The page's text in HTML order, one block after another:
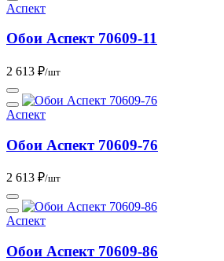
Аспект
Обои Аспект 70609-11
2 613 ₽/шт
Аспект
Обои Аспект 70609-76
2 613 ₽/шт
Аспект
Обои Аспект 70609-86